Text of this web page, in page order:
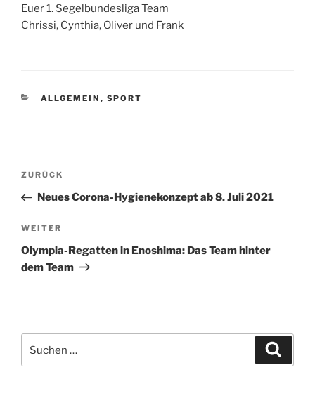
Euer 1. Segelbundesliga Team
Chrissi, Cynthia, Oliver und Frank
KATEGORIEN
ALLGEMEIN , SPORT
Beitragsnavigation
Vorheriger
Beitrag
ZURÜCK
Neues Corona-Hygienekonzept ab 8. Juli 2021
Nächster
Beitrag
WEITER
Olympia-Regatten in Enoshima: Das Team hinter
dem Team
nach: